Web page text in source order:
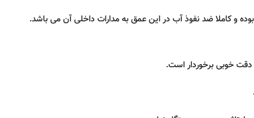
و کاملا ضد نفوذ آب در این عمق به مدارات داخلی آن می باشد.
خوبی برخوردار است.